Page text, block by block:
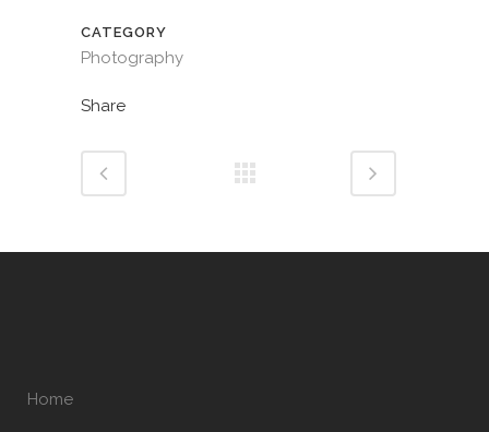
CATEGORY
Photography
Share
Home